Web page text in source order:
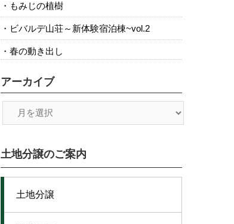
もみじの植樹
ビバルデ山荘～新体験宿泊棟~vol.2
春の動き出し
アーカイブ
土地分譲のご案内
土地分譲